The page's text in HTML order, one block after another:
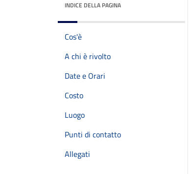
INDICE DELLA PAGINA
Cos'è
A chi è rivolto
Date e Orari
Costo
Luogo
Punti di contatto
Allegati